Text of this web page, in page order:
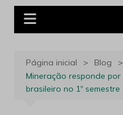
Página inicial
Blog
Mineração responde
brasileiro no 1º semestre